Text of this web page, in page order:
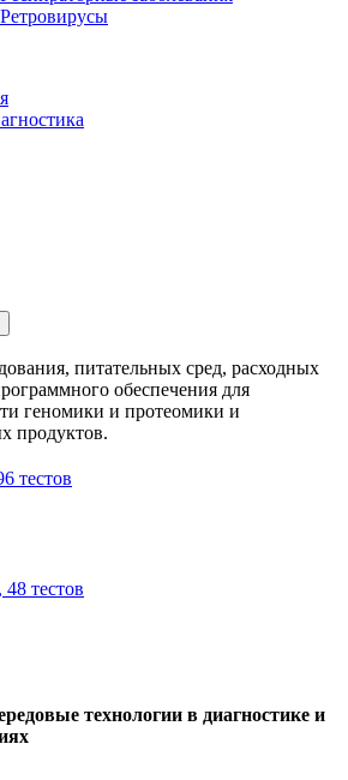
Ретровирусы
питательных сред, расходных
обеспечения для
геномики и протеомики и
продуктов.
тестов
тестов
технологии в диагностике и